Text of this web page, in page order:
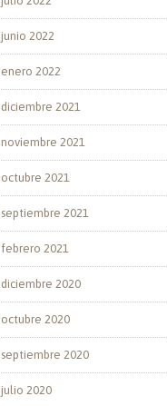
junio 2022
enero 2022
diciembre 2021
noviembre 2021
octubre 2021
septiembre 2021
febrero 2021
diciembre 2020
octubre 2020
septiembre 2020
julio 2020